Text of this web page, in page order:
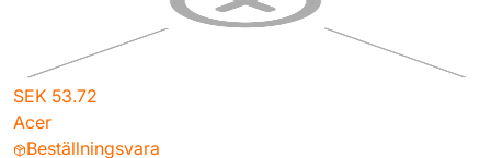
SEK 53.72
Acer
Beställningsvara